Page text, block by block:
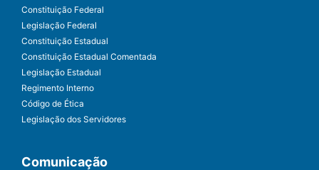
Constituição Federal
Legislação Federal
Constituição Estadual
Constituição Estadual Comentada
Legislação Estadual
Regimento Interno
Código de Ética
Legislação dos Servidores
Comunicação